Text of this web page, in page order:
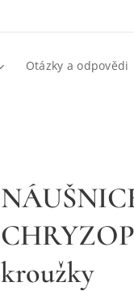
Otázky a odpovědi
kroužky